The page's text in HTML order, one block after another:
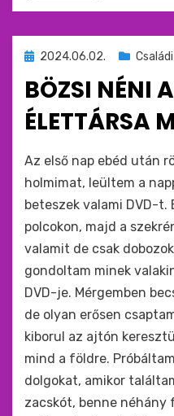
Beküldve
2024.06.02.
BÖZSI NÉNI
ÉLETTÁRSA
by monkey
Az első nap ebéd után
holmimat, leültem a
beteszek valami DVD-t.
polcokon, majd a
valamit de csak
gondoltam minek
DVD-je. Mérgemben
de olyan erősen
kiborul az ajtón
mind a földre.
dolgokat, amikor
zacskót, benne néhány